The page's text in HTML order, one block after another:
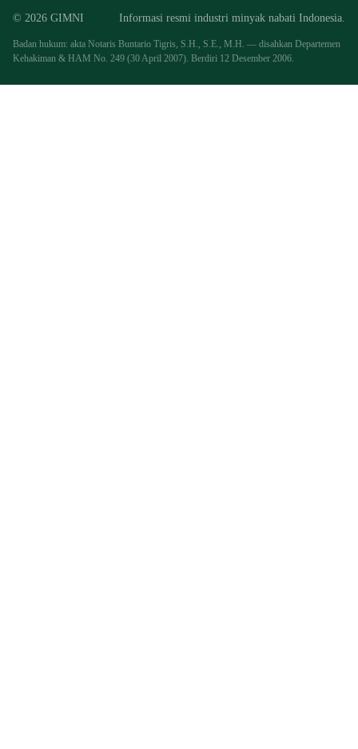
© 2026 GIMNI Informasi resmi industri minyak nabati Indonesia.
Badan hukum: akta Notaris Buntario Tigris, S.H., S.E., M.H. — disahkan Departemen
Kehakiman & HAM No. 249 (30 April 2007). Berdiri 12 Desember 2006.